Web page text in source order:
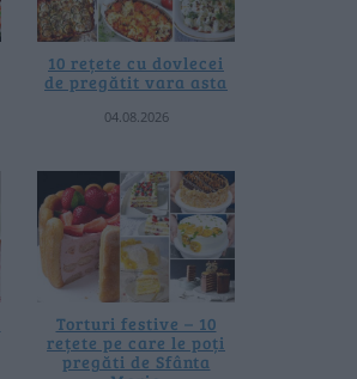
10 rețete cu dovlecei
de pregătit vara asta
04.08.2026
Torturi festive – 10
rețete pe care le poți
pregăti de Sfânta